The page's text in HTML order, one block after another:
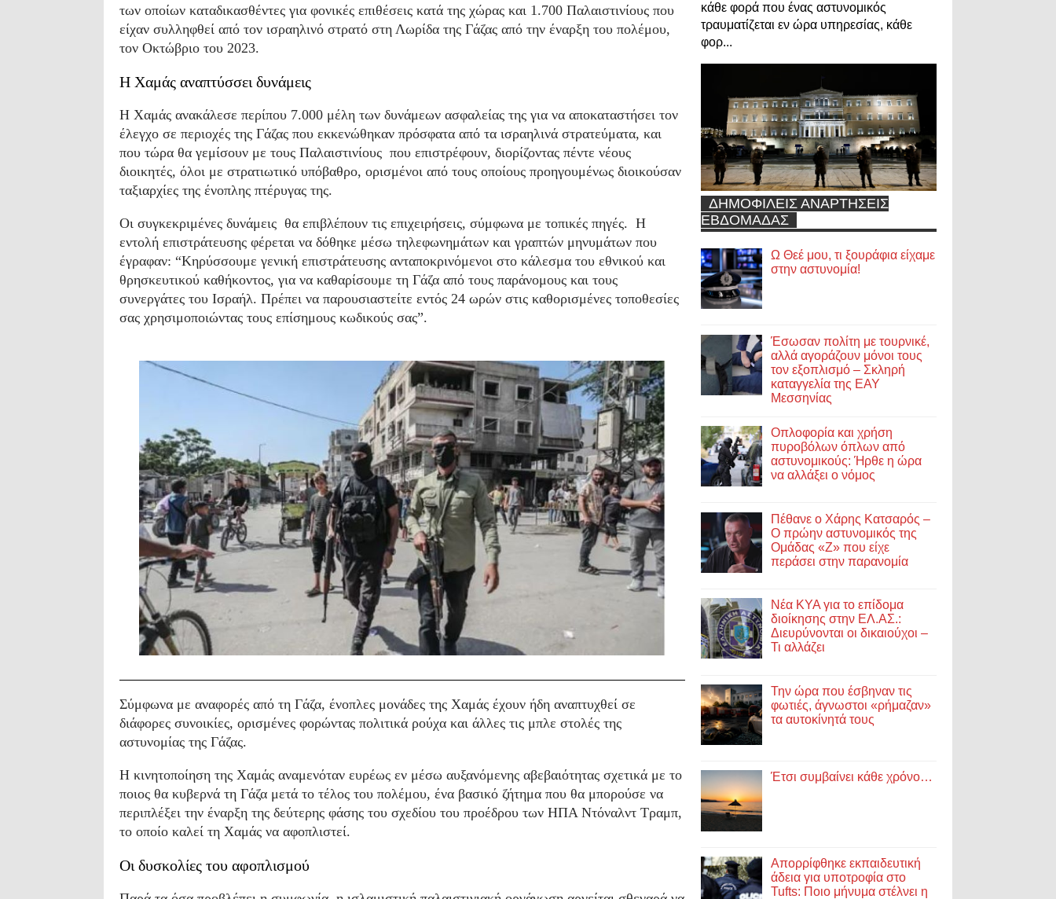
των οποίων καταδικασθέντες για φονικές επιθέσεις κατά της χώρας και 1.700 Παλαιστινίους που
είχαν συλληφθεί από τον ισραηλινό στρατό στη Λωρίδα της Γάζας από την έναρξη του πολέμου,
τον Οκτώβριο του 2023.
Η Χαμάς αναπτύσσει δυνάμεις
Η Χαμάς ανακάλεσε περίπου 7.000 μέλη των δυνάμεων ασφαλείας της για να αποκαταστήσει τον
έλεγχο σε περιοχές της Γάζας που εκκενώθηκαν πρόσφατα από τα ισραηλινά στρατεύματα, και
που τώρα θα γεμίσουν με τους Παλαιστινίους που επιστρέφουν, διορίζοντας πέντε νέους
διοικητές, όλοι με στρατιωτικό υπόβαθρο, ορισμένοι από τους οποίους προηγουμένως διοικούσαν
ταξιαρχίες της ένοπλης πτέρυγας της.
Οι συγκεκριμένες δυνάμεις θα επιβλέπουν τις επιχειρήσεις, σύμφωνα με τοπικές πηγές. Η
εντολή επιστράτευσης φέρεται να δόθηκε μέσω τηλεφωνημάτων και γραπτών μηνυμάτων που
έγραφαν: “Κηρύσσουμε γενική επιστράτευσης ανταποκρινόμενοι στο κάλεσμα του εθνικού και
θρησκευτικού καθήκοντος, για να καθαρίσουμε τη Γάζα από τους παράνομους και τους
συνεργάτες του Ισραήλ. Πρέπει να παρουσιαστείτε εντός 24 ωρών στις καθορισμένες τοποθεσίες
σας χρησιμοποιώντας τους επίσημους κωδικούς σας”.
Σύμφωνα με αναφορές από τη Γάζα, ένοπλες μονάδες της Χαμάς έχουν ήδη αναπτυχθεί σε
διάφορες συνοικίες, ορισμένες φορώντας πολιτικά ρούχα και άλλες τις μπλε στολές της
αστυνομίας της Γάζας.
Η κινητοποίηση της Χαμάς αναμενόταν ευρέως εν μέσω αυξανόμενης αβεβαιότητας σχετικά με το
ποιος θα κυβερνά τη Γάζα μετά το τέλος του πολέμου, ένα βασικό ζήτημα που θα μπορούσε να
περιπλέξει την έναρξη της δεύτερης φάσης του σχεδίου του προέδρου των ΗΠΑ Ντόναλντ Τραμπ,
το οποίο καλεί τη Χαμάς να αφοπλιστεί.
Οι δυσκολίες του αφοπλισμού
κάθε φορά που ένας αστυνομικός
τραυματίζεται εν ώρα υπηρεσίας, κάθε
φορ...
ΔΗΜΟΦΙΛΕΙΣ ΑΝΑΡΤΗΣΕΙΣ
ΕΒΔΟΜΑΔΑΣ
Ω Θεέ μου, τι ξουράφια είχαμε
στην αστυνομία!
Έσωσαν πολίτη με τουρνικέ,
αλλά αγοράζουν μόνοι τους
τον εξοπλισμό – Σκληρή
καταγγελία της ΕΑΥ
Μεσσηνίας
Οπλοφορία και χρήση
πυροβόλων όπλων από
αστυνομικούς: Ήρθε η ώρα
να αλλάξει ο νόμος
Πέθανε ο Χάρης Κατσαρός –
Ο πρώην αστυνομικός της
Ομάδας «Ζ» που είχε
περάσει στην παρανομία
Νέα ΚΥΑ για το επίδομα
διοίκησης στην ΕΛ.ΑΣ.:
Διευρύνονται οι δικαιούχοι –
Τι αλλάζει
Την ώρα που έσβηναν τις
φωτιές, άγνωστοι «ρήμαζαν»
τα αυτοκίνητά τους
Έτσι συμβαίνει κάθε χρόνο…
Απορρίφθηκε εκπαιδευτική
άδεια για υποτροφία στο
Tufts: Ποιο μήνυμα στέλνει η